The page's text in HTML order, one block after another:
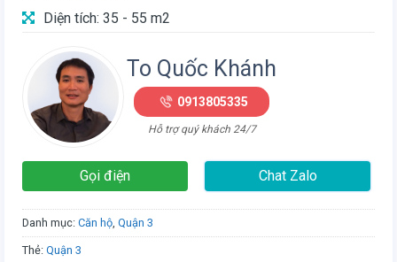
Diện tích: 35 - 55 m2
To Quốc Khánh
0913805335
Hỗ trợ quý khách 24/7
Gọi điện Chat Zalo
Danh mục: Căn hộ Quận 3
Thẻ: Quận 3